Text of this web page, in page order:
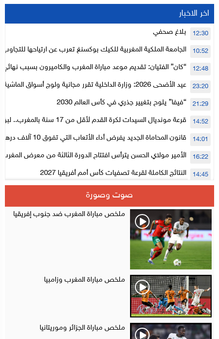
اخر الاخبار
بلاغ صحفي 12:30
الجامعة الملكية المغربية للكيك بوكسنغ تعرب عن ارتياحها
الأعلى للحسابات
10:52
“كان” الفتيان: تقديم موعد مباراة المغرب والكاميرون بسبب نهائي 12:48
عيد الأضحى 2026: وزارة الداخلية تقرر مجانية ولوج أسواق
لتنظيمها
23:20
“فيفا” يلوح بتغيير جذري في كأس العالم 2030 21:29
قرعة مونديال السيدات لكرة القدم لأقل
المستوى الأول
14:52
قانون المحاماة الجديد يفرض أداء الأتعاب التي تفوق 10 آلاف درهم بالشيك 14:01
الأمير مولاي الحسن يترأس افتتاح الدورة الثالثة من معرض المغرب
الإلكترونية
16:22
النتائج الكاملة لقرعة تصفيات كأس أمم أفريقيا 2027 14:45
سلا.. توقيف ثلاثة مروجين وحجز أكثر من 4300 قرص مخدر وكوكايين وإكستازي
أقراص مهلوسة داخل فضاء للشيشة تستنفر شرطة أكادير 12:48
صوت وصورة
ملخص مباراة المغرب ضد جنوب إفريقيا
ملخص مباراة المغرب وزامبيا
ملخص مباراة الجزائر وموريتانيا